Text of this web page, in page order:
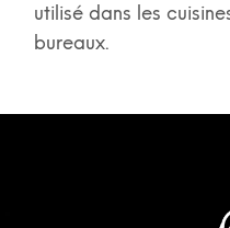
utilisé dans les
bureaux.